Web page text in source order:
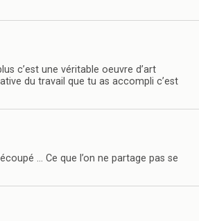
c’est une véritable oeuvre d’art
du travail que tu as accompli c’est
… Ce que l’on ne partage pas se